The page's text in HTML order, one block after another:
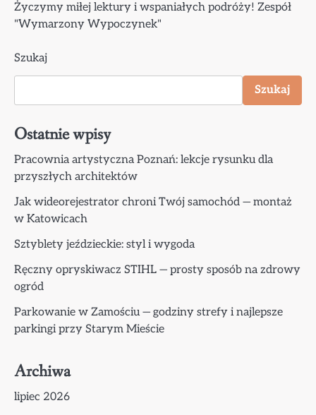
Życzymy miłej lektury i wspaniałych podróży! Zespół
"Wymarzony Wypoczynek"
Szukaj
Szukaj
Ostatnie wpisy
Pracownia artystyczna Poznań: lekcje rysunku dla
przyszłych architektów
Jak wideorejestrator chroni Twój samochód — montaż
w Katowicach
Sztyblety jeździeckie: styl i wygoda
Ręczny opryskiwacz STIHL — prosty sposób na zdrowy
ogród
Parkowanie w Zamościu — godziny strefy i najlepsze
parkingi przy Starym Mieście
Archiwa
lipiec 2026